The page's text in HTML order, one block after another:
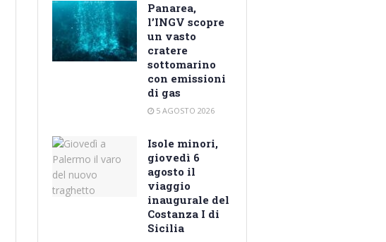
Panarea,
l’INGV scopre
un vasto
cratere
sottomarino
con emissioni
di gas
5 AGOSTO 2026
Isole minori,
giovedì 6
agosto il
viaggio
inaugurale del
Costanza I di
Sicilia